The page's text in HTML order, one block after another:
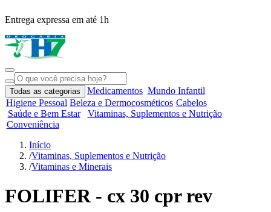
Entrega expressa em até 1h
Todas as categorias Medicamentos Mundo Infantil
Higiene Pessoal Beleza e Dermocosméticos Cabelos
Saúde e Bem Estar
Vitaminas, Suplementos e Nutrição
Conveniência
Início
/Vitaminas, Suplementos e Nutrição
/Vitaminas e Minerais
FOLIFER - cx 30 cpr rev